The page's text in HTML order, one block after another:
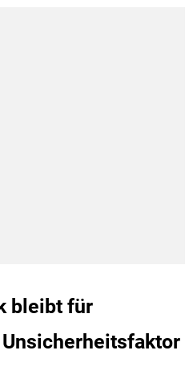
bleibt für